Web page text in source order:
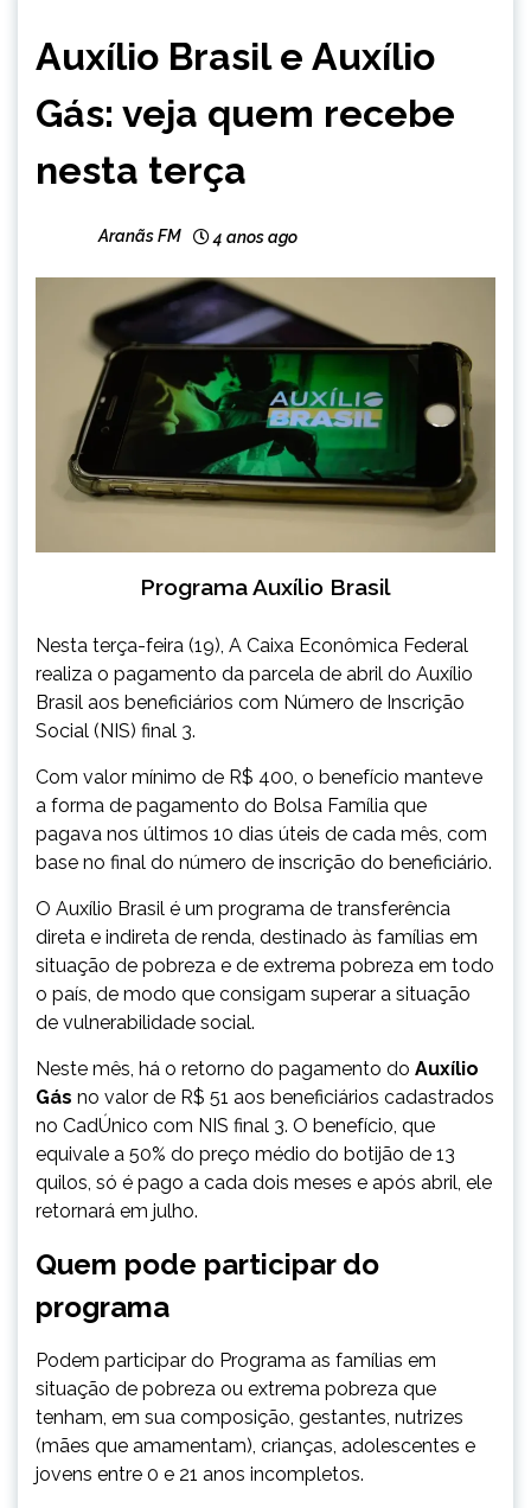
NOTÍCIAS
Auxílio Brasil e Auxílio
Gás: veja quem recebe
nesta terça
Aranãs FM 4 anos ago
Programa Auxílio Brasil
Nesta terça-feira (19), A Caixa Econômica Federal
realiza o pagamento da parcela de abril do Auxílio
Brasil aos beneficiários com Número de Inscrição
Social (NIS) final 3.
Com valor mínimo de R$ 400, o benefício manteve
a forma de pagamento do Bolsa Família que
pagava nos últimos 10 dias úteis de cada mês, com
base no final do número de inscrição do beneficiário.
O Auxílio Brasil ​é um programa de transferência
direta e indireta de renda, destinado às famílias em
situação de pobreza e de extrema pobreza em todo
o país, de modo que consigam superar a situação
de vulnerabilidade social.
Neste mês, há o retorno do pagamento do Auxílio
Gás no valor de R$ 51 aos beneficiários cadastrados
no CadÚnico com NIS final 3. O benefício, que
equivale a 50% do preço médio do botijão de 13
quilos, só é pago a cada dois meses e após abril, ele
retornará em julho.
Quem pode participar do
programa
​Podem participar do Programa as famílias em
situação de pobreza ou extrema pobreza que
tenham, em sua composição, gestantes, nutrizes
(mães que amamentam), crianças, adolescentes e
jovens entre 0 e 21 anos incompletos.